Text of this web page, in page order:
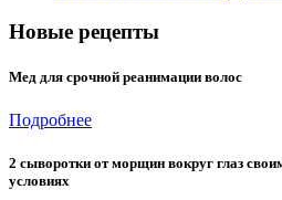
Новые рецепты
Мед для срочной реанимации волос
Подробнее
2 сыворотки от морщин вокруг глаз
условиях